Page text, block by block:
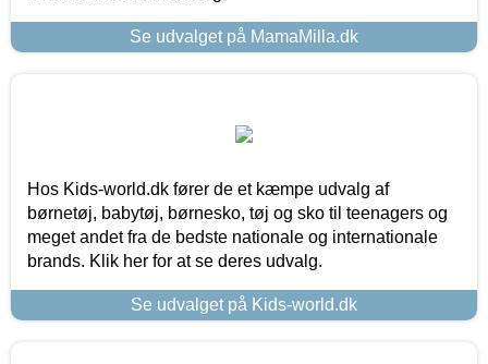
Se udvalget på MamaMilla.dk
Hos Kids-world.dk fører de et kæmpe udvalg af
børnetøj, babytøj, børnesko, tøj og sko til teenagers og
meget andet fra de bedste nationale og internationale
brands. Klik her for at se deres udvalg.
Se udvalget på Kids-world.dk